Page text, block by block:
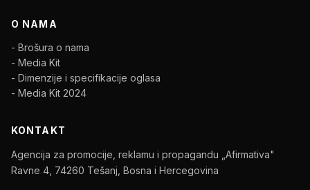
O NAMA
- Brošura o nama
- Media Kit
- Dimenzije i specifikacije oglasa
- Media Kit 2024
KONTAKT
Agencija za promocije, reklamu i propagandu „Afirmativa"
Ravne 4, 74260 Tešanj, Bosna i Hercegovina